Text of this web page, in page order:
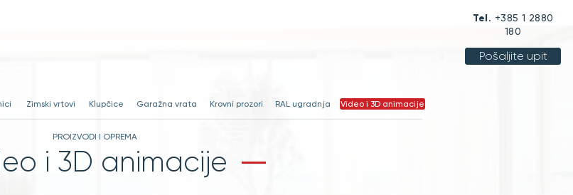
Tel. +385 1 2880
180
Pošaljite upit
Zimski vrtovi Klupčice Garažna vrata Krovni prozori RAL ugradnja Video i 3D animacije
PROIZVODI I OPREMA
i 3D animacije